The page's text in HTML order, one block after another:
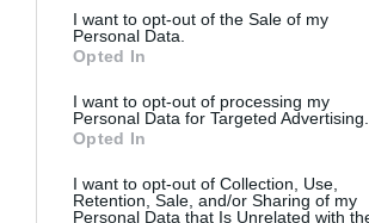
consent section.
I want to opt-out of the Sale of my
Personal Data.
Opted In
I want to opt-out of processing my
Personal Data for Targeted Advertising.
Opted In
I want to opt-out of Collection, Use,
Retention, Sale, and/or Sharing of my
Personal Data that Is Unrelated with
Σε δημοπρασία η μπάλα των
ιστορικών γκολ του Μαραντόνα
Αγανάκτηση σε χωριό της
Εύβοιας: Μένουν κάθε μέρα χωρίς
νερό – Σοβαρή καταγγελία